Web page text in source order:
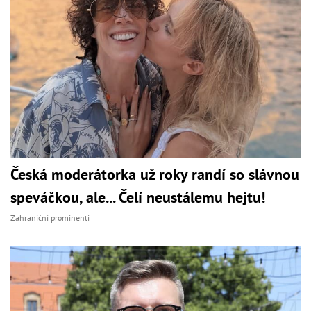
Česká moderátorka už roky randí so slávnou
speváčkou, ale... Čelí neustálemu hejtu!
Zahraniční prominenti